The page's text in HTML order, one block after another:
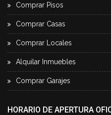
Comprar Pisos
Comprar Casas
Comprar Locales
Alquilar Inmuebles
Comprar Garajes
HORARIO DE APERTURA